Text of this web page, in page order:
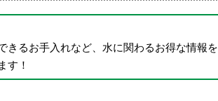
きるお手入れなど、水に関わるお得な情報を
す！